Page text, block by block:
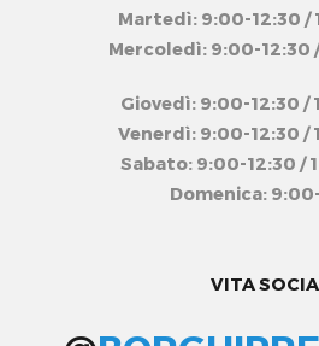
Martedì: 9:00-12:30 /
Mercoledì: 9:00-12:30
Giovedì: 9:00-12:30 /
Venerdì: 9:00-12:30 /
Sabato: 9:00-12:30 /
Domenica:
VITA